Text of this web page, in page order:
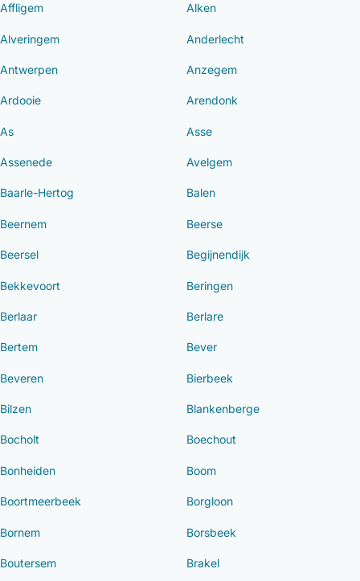
Affligem Alken
Alveringem Anderlecht
Antwerpen Anzegem
Ardooie Arendonk
As Asse
Assenede Avelgem
Baarle-Hertog Balen
Beernem Beerse
Beersel Begijnendijk
Bekkevoort Beringen
Berlaar Berlare
Bertem Bever
Beveren Bierbeek
Bilzen Blankenberge
Bocholt Boechout
Bonheiden Boom
Boortmeerbeek Borgloon
Bornem Borsbeek
Boutersem Brakel